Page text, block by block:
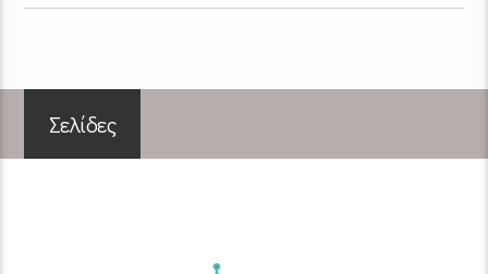
Σελίδες